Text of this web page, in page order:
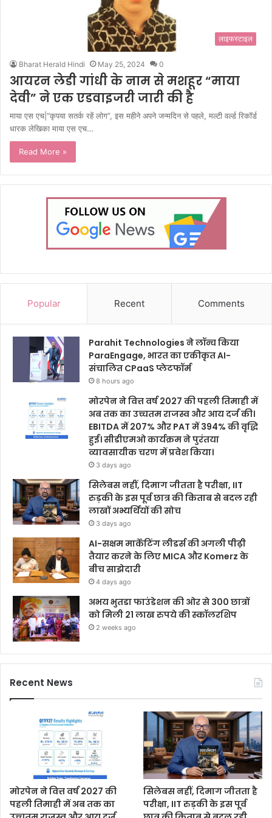
लाइफस्टाइल
Bharat Herald Hindi May 25, 2024 0
आयरन लेडी गांधी के नाम से मशहूर “माया
देवी” ने एक एडवाइजरी जारी की है
माया एस एच|“कृपया सतर्क रहें लोग”, इस महीने अपने जन्मदिन से पहले, मल्टी वर्ल्ड रिकॉर्ड
धारक लेखिका माया एस एच…
Read More »
Popular Recent Comments
Parahit Technologies ने लॉन्च किया
ParaEngage, भारत का एकीकृत AI-
संचालित CPaaS प्लेटफॉर्म
8 hours ago
मोरपेन ने वित्त वर्ष 2027 की पहली तिमाही में
अब तक का उच्चतम राजस्व और आय दर्ज की।
EBITDA में 207% और PAT में 394% की वृद्धि
हुई। सीडीएमओ कार्यक्रम ने पुरंतया
व्यावसायीक चरण में प्रवेश किया।
3 days ago
सिलेबस नहीं, दिमाग जीतता है परीक्षा, IIT
रुड़की के इस पूर्व छात्र की किताब से बदल रही
लाखों अभ्यर्थियों की सोच
3 days ago
AI-सक्षम मार्केटिंग लीडर्स की अगली पीढ़ी
तैयार करने के लिए MICA और Komerz के
बीच साझेदारी
4 days ago
अभय भुतडा फाउंडेशन की ओर से 300 छात्रों
को मिली 21 लाख रुपये की स्कॉलरशिप
2 weeks ago
Recent News
मोरपेन ने वित्त वर्ष 2027 की
पहली तिमाही में अब तक का
सिलेबस नहीं, दिमाग जीतता है
परीक्षा, IIT रुड़की के इस पूर्व